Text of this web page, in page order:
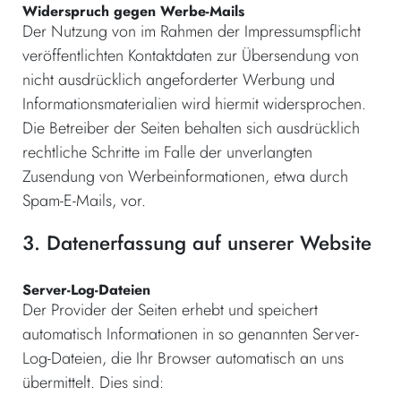
Widerspruch gegen Werbe-Mails
Der Nutzung von im Rahmen der Impressumspflicht
veröffentlichten Kontaktdaten zur Übersendung von
nicht ausdrücklich angeforderter Werbung und
Informationsmaterialien wird hiermit widersprochen.
Die Betreiber der Seiten behalten sich ausdrücklich
rechtliche Schritte im Falle der unverlangten
Zusendung von Werbeinformationen, etwa durch
Spam-E-Mails, vor.
3. Datenerfassung auf unserer Website
Server-Log-Dateien
Der Provider der Seiten erhebt und speichert
automatisch Informationen in so genannten Server-
Log-Dateien, die Ihr Browser automatisch an uns
übermittelt. Dies sind: